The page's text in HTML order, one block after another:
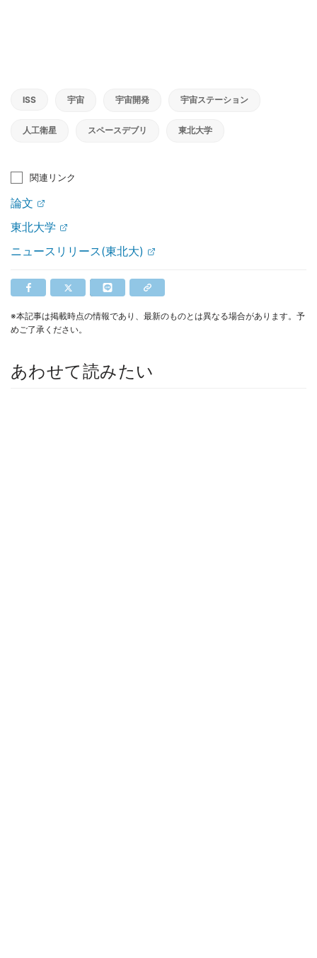
ISS 宇宙 宇宙開発 宇宙ステーション
人工衛星 スペースデブリ 東北大学
関連リンク
論文
東北大学
ニュースリリース(東北大)
※本記事は掲載時点の情報であり、最新のものとは異なる場合があります。予
めご了承ください。
あわせて読みたい